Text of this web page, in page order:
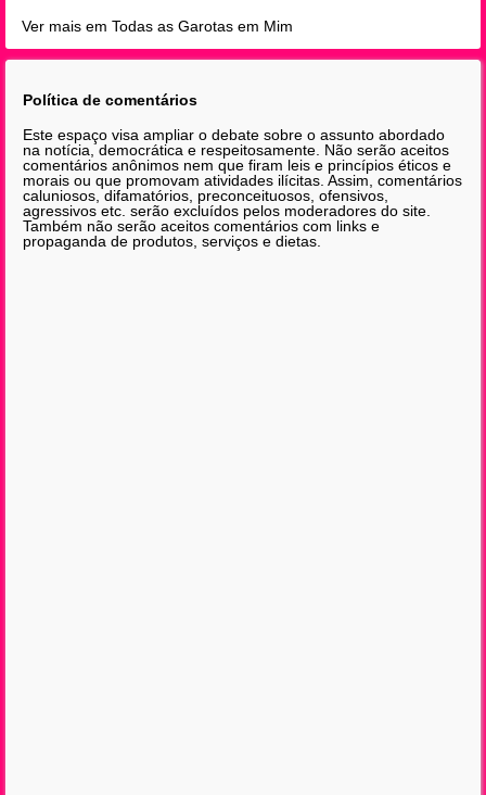
Ver mais em Todas as Garotas em Mim
Política de comentários
Este espaço visa ampliar o debate sobre o assunto abordado
na notícia, democrática e respeitosamente. Não serão aceitos
comentários anônimos nem que firam leis e princípios éticos e
morais ou que promovam atividades ilícitas. Assim, comentários
caluniosos, difamatórios, preconceituosos, ofensivos,
agressivos etc. serão excluídos pelos moderadores do site.
Também não serão aceitos comentários com links e
propaganda de produtos, serviços e dietas.